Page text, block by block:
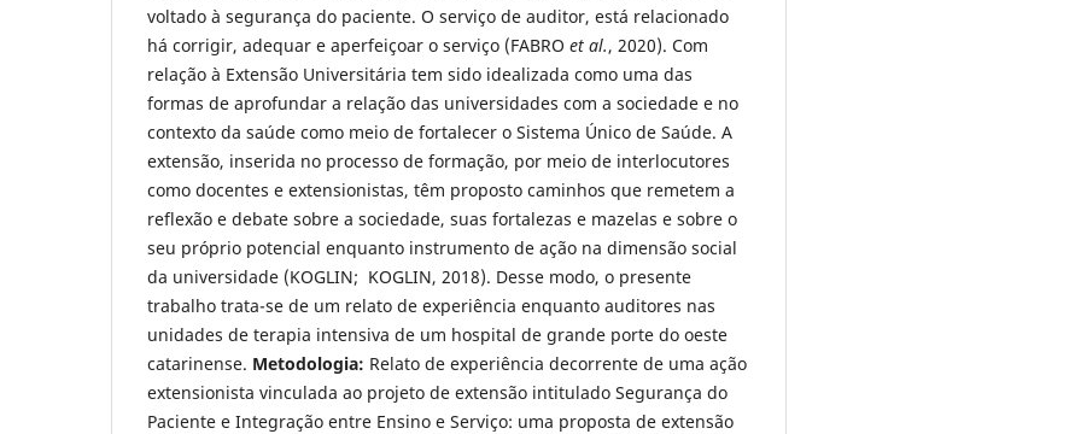
voltado à segurança do paciente. O serviço de auditor, está relacionado
há corrigir, adequar e aperfeiçoar o serviço (FABRO et al., 2020). Com
relação à Extensão Universitária tem sido idealizada como uma das
formas de aprofundar a relação das universidades com a sociedade e no
contexto da saúde como meio de fortalecer o Sistema Único de Saúde. A
extensão, inserida no processo de formação, por meio de interlocutores
como docentes e extensionistas, têm proposto caminhos que remetem a
reflexão e debate sobre a sociedade, suas fortalezas e mazelas e sobre o
seu próprio potencial enquanto instrumento de ação na dimensão social
da universidade (KOGLIN; KOGLIN, 2018). Desse modo, o presente
trabalho trata-se de um relato de experiência enquanto auditores nas
unidades de terapia intensiva de um hospital de grande porte do oeste
catarinense. Metodologia: Relato de experiência decorrente de uma ação
extensionista vinculada ao projeto de extensão intitulado Segurança do
Paciente e Integração entre Ensino e Serviço: uma proposta de extensão